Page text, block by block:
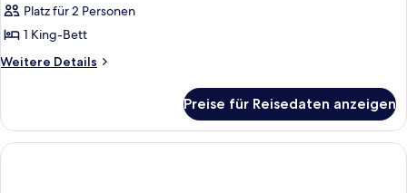
Platz für 2 Personen
1 King-Bett
Weitere Details
Weitere
Preise für Reisedaten anzeigen